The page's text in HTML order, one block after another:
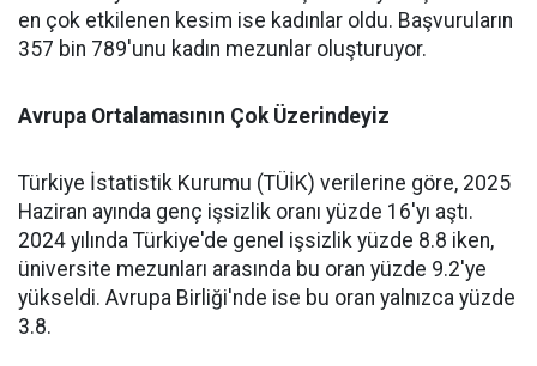
en çok etkilenen kesim ise kadınlar oldu. Başvuruların
357 bin 789'unu kadın mezunlar oluşturuyor.
Avrupa Ortalamasının Çok Üzerindeyiz
Türkiye İstatistik Kurumu (TÜİK) verilerine göre, 2025
Haziran ayında genç işsizlik oranı yüzde 16'yı aştı.
2024 yılında Türkiye'de genel işsizlik yüzde 8.8 iken,
üniversite mezunları arasında bu oran yüzde 9.2'ye
yükseldi. Avrupa Birliği'nde ise bu oran yalnızca yüzde
3.8.